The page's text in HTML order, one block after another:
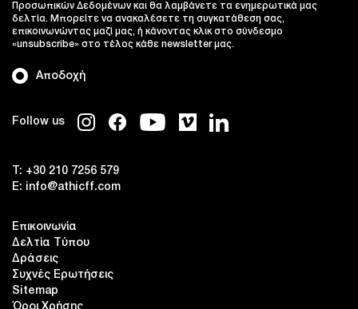
Follow us
T: +30 210 7256 579
E: info@athicff.com
Επικοινωνία
Δελτία Τύπου
Δράσεις
Συχνές Ερωτήσεις
Sitemap
Όροι Χρήσης
Αποδοχή
Προσωπικών Δεδομένων και θα λαμβάνετε τα ενημερωτικά μας
δελτία. Μπορείτε να ανακαλέσετε τη συγκατάθεση σας,
επικοινωνώντας μαζί μας, ή κάνοντας κλικ στο σύνδεσμο
«unsubscribe» στο τέλος κάθε newsletter μας.